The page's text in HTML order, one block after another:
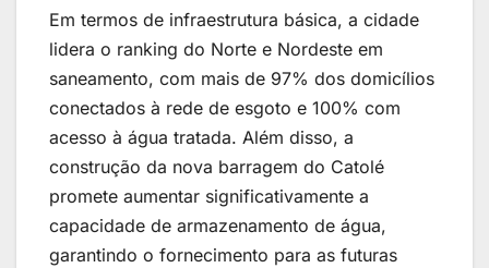
Em termos de infraestrutura básica, a cidade
lidera o ranking do Norte e Nordeste em
saneamento, com mais de 97% dos domicílios
conectados à rede de esgoto e 100% com
acesso à água tratada. Além disso, a
construção da nova barragem do Catolé
promete aumentar significativamente a
capacidade de armazenamento de água,
garantindo o fornecimento para as futuras